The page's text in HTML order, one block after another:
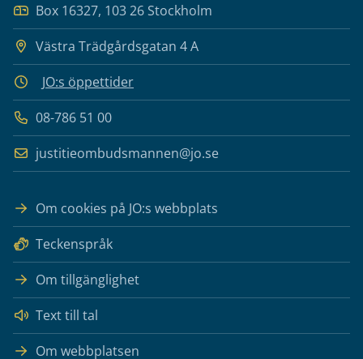
Box 16327, 103 26 Stockholm
Västra Trädgårdsgatan 4 A
JO:s öppettider
08-786 51 00
justitieombudsmannen@jo.se
Om cookies på JO:s webbplats
Teckenspråk
Om tillgänglighet
Text till tal
Om webbplatsen